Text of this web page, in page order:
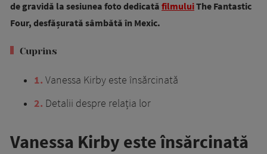
de gravidă la sesiunea foto dedicată filmuluiThe Fantastic
Four, desfășurată sâmbătă în Mexic.
Cuprins
1 Vanessa Kirby este însărcinată
2 Detalii despre relația lor
Vanessa Kirby este însărcinată